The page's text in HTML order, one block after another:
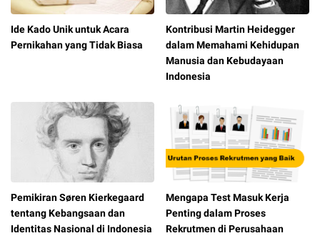
Ide Kado Unik untuk Acara
Pernikahan yang Tidak Biasa
Kontribusi Martin Heidegger
dalam Memahami Kehidupan
Manusia dan Kebudayaan
Indonesia
Pemikiran Søren Kierkegaard
tentang Kebangsaan dan
Identitas Nasional di Indonesia
Mengapa Test Masuk Kerja
Penting dalam Proses
Rekrutmen di Perusahaan